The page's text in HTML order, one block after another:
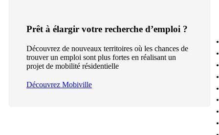
Prêt à élargir votre recherche d’emploi ?
Découvrez de nouveaux territoires où les chances de
trouver un emploi sont plus fortes en réalisant un
projet de mobilité résidentielle
Découvrez Mobiville